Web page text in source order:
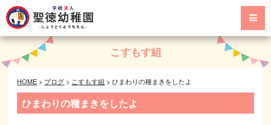
こすもす組
HOME > ブログ > こすもす組 >ひまわりの種まきをしたよ
ひまわりの種まきをしたよ